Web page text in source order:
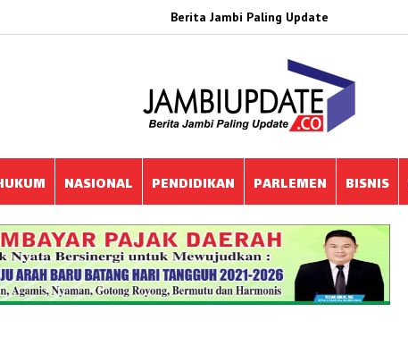
Berita Jambi Paling Update
NASIONAL PENDIDIKAN PARLEMEN BISNIS